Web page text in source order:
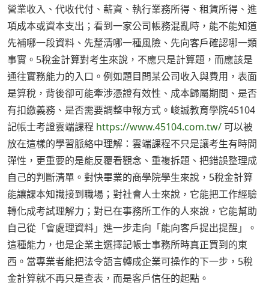
營業收入、代收代付、薪資、執行業務所得、租賃所得、進
項成本或資本支出；看到一家公司帳務混亂時，能不能知道
先補哪一段資料、先釐清哪一種風險、先向客戶確認哪一類
事實。5稅金計算對考生來說，不應只是計算題，而應該是
通往實務能力的入口。例如題目問某公司收入與費用，表面
是算稅，背後卻可能牽涉憑證有效性、成本歸屬期間、是否
有扣繳義務、是否需要調整申報方式。峻誠教育學院45104
記帳士考證雲端課程 https://www.45104.com.tw/ 可以被
放在這樣的學習脈絡中理解：雲端課程不只是讓考生有時間
彈性，更重要的是能反覆看觀念、重複拆題、把錯誤整理成
自己的判斷清單。對快畢業的商學院學生來說，5稅金計算
能讓課本知識接到職場；對社會人士來說，它能把工作經驗
轉化成考試理解力；對已在事務所工作的人來說，它能幫助
自己從「會處理資料」進一步走向「能向客戶提出提醒」。
這種能力，也是企業主選擇記帳士事務所時真正買到的東
西。當專業者能把法令語言轉成企業可操作的下一步，5稅
金計算就不再只是查表，而是客戶信任的起點。